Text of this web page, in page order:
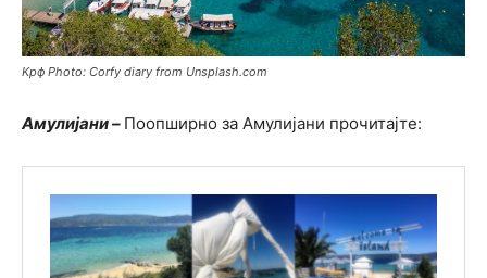
Kрф Photo: Corfy diary from Unsplash.com
Амулијани – Поопширно за Амулијани прочитајте: